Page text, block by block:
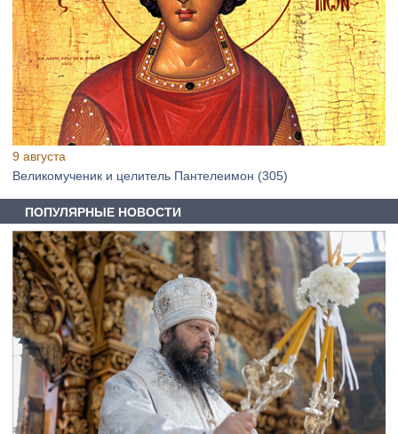
9 августа
Великомученик и целитель Пантелеимон (305)
ПОПУЛЯРНЫЕ НОВОСТИ